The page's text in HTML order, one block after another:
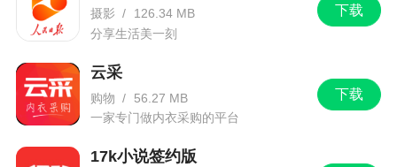
下载
摄影 /
126.34 MB
分享生活美一刻
下载
云采
购物 /
56.27 MB
一家专门做内衣采购的平台
17k小说签约版